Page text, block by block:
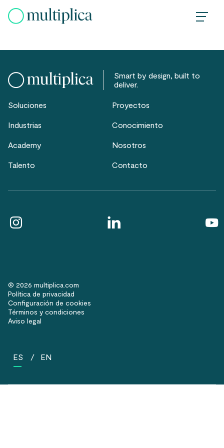
Smart by design, built to
deliver.
Soluciones Proyectos
Industrias Conocimiento
Academy Nosotros
Talento Contacto
© 2026 multiplica.com
Política de privacidad
Configuración de cookies
Términos y condiciones
Aviso legal
ES EN